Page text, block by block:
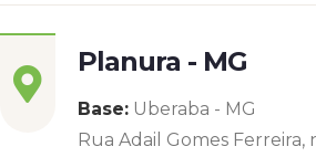
Planura - MG
Base: Uberaba - MG
Rua Adail Gomes Ferreira,